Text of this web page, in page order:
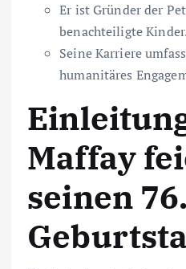
Er ist Gründer der
benachteiligte
Seine Karriere
humanitäres
Maffay
seinen 76.